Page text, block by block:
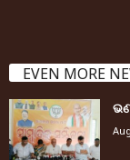
EVEN MORE